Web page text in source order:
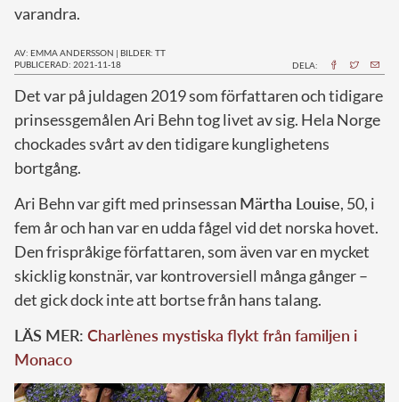
varandra.
AV: EMMA ANDERSSON | BILDER: TT
PUBLICERAD: 2021-11-18
DELA:
Det var på juldagen 2019 som författaren och tidigare
prinsessgemålen Ari Behn tog livet av sig. Hela Norge
chockades svårt av den tidigare kunglighetens
bortgång.
Ari Behn var gift med prinsessan Märtha Louise, 50, i
fem år och han var en udda fågel vid det norska hovet.
Den frispråkige författaren, som även var en mycket
skicklig konstnär, var kontroversiell många gånger –
det gick dock inte att bortse från hans talang.
LÄS MER: Charlènes mystiska flykt från familjen i
Monaco